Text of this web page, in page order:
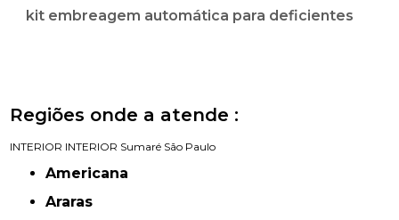
kit embreagem automática para deficientes
Regiões onde a atende :
INTERIOR INTERIOR Sumaré São Paulo
Americana
Araras